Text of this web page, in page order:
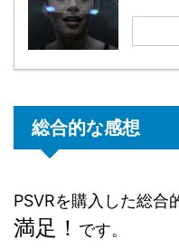
総合的な感想
PSVRを購入した総合
満足！ です。